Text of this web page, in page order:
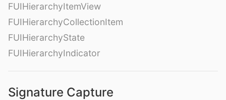
FUIHierarchyItemView
FUIHierarchyCollectionItem
FUIHierarchyState
FUIHierarchyIndicator
Signature Capture